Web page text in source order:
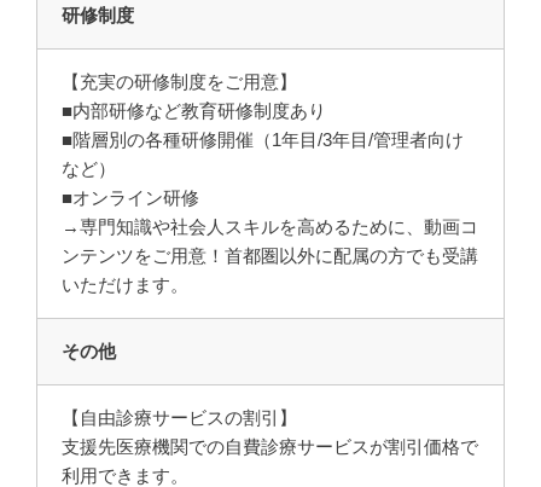
研修制度
【充実の研修制度をご用意】
■内部研修など教育研修制度あり
■階層別の各種研修開催（1年目/3年目/管理者向け
など）
■オンライン研修
→専門知識や社会人スキルを高めるために、動画コ
ンテンツをご用意！首都圏以外に配属の方でも受講
いただけます。
その他
【自由診療サービスの割引】
支援先医療機関での自費診療サービスが割引価格で
利用できます。